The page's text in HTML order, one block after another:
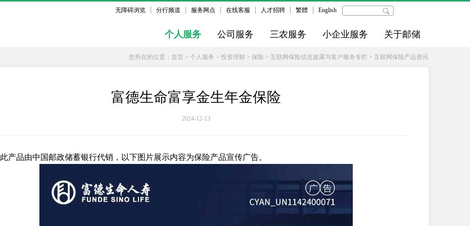
无障碍浏览 分行频道 服务网点 在线客服 人才招聘 繁體 English
个人服务 公司服务 三农服务 小企业服务 关于邮储
您所在的位置： 首页 > 个人服务 > 投资理财 > 保险 > 互联网保险信息披露与客户服务专栏 > 互联网保险产品资讯
富德生命富享金生年金保险
2024-12-13
此产品由中国邮政储蓄银行代销，以下图片展示内容为保险产品宣传广告。